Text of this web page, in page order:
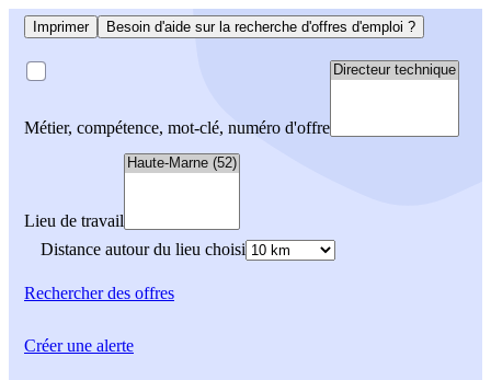
Imprimer Besoin d'aide sur la recherche d'offres d'emploi ?
Métier, compétence, mot-clé, numéro d'offre
Lieu de travail
Distance autour du lieu choisi
Rechercherdes offres
Créer une alerte